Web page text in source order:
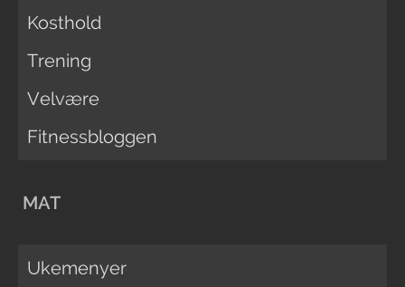
Kosthold
Trening
Velvære
Fitnessbloggen
MAT
Ukemenyer